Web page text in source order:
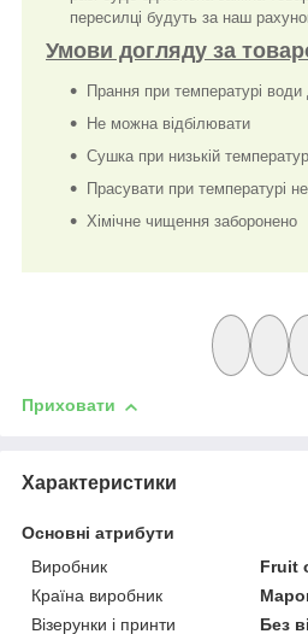
пересилці будуть за наш
Умови догляду за
Прання при температурі води
Не можна відбілювати
Сушка при низькій
Прасувати при температурі
Хімічне чищення заборонено
Приховати
Характеристики
Основні атрибути
Виробник
Fruit
Країна виробник
Візерунки і принти
Без